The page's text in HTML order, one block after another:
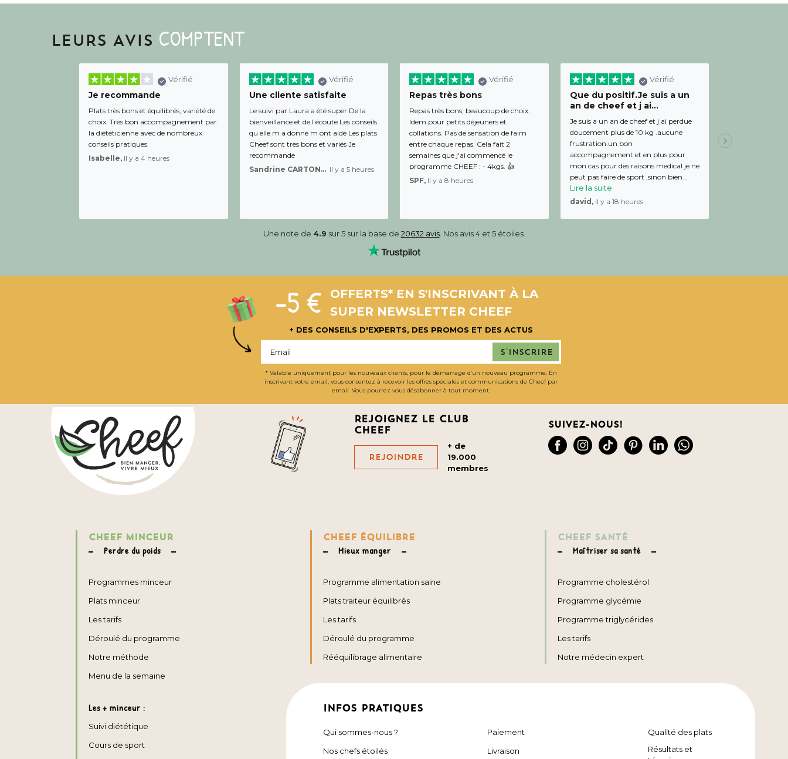
LEURS AVIS COMPTENT
Vérifié
Je recommande
Plats très bons et équilibrés, variété de
choix. Très bon accompagnement par
la diététicienne avec de nombreux
conseils pratiques.
Isabelle, Il y a 4 heures
Vérifié
Une cliente satisfaite
Le suivi par Laura a été super De la
bienveillance et de l écoute Les conseils
qu elle m a donné m ont aidé Les plats
Cheef sont très bons et variés Je
recommande
Sandrine CARTON-BRACQ, Il y a 5 heures
Vérifié
Repas très bons
Repas très bons, beaucoup de choix.
Idem pour petits déjeuners et
collations. Pas de sensation de faim
entre chaque repas. Cela fait 2
semaines que j'ai commencé le
programme CHEEF : - 4kgs. 👍
SPF, Il y a 8 heures
Vérifié
Que du positif.Je suis a un
an de cheef et j ai...
Je suis a un an de cheef et j ai perdue
doucement plus de 10 kg .aucune
frustration.un bon
accompagnement.et en plus pour
mon cas pour des raisons medical je ne
peut pas faire de sport ,sinon bien...
Lire la suite
david, Il y a 18 heures
Julien,
Une note de 4.9 sur 5 sur la base de 20632 avis. Nos avis 4 et 5 étoiles.
-5 €
OFFERTS* EN S'INSCRIVANT À LA
SUPER NEWSLETTER CHEEF
+ DES CONSEILS D'EXPERTS, DES PROMOS ET DES ACTUS
S'inscrire
* Valable uniquement pour les nouveaux clients, pour le démarrage d’un nouveau programme. En
inscrivant votre email, vous consentez à recevoir les offres spéciales et communications de Cheef par
email. Vous pourrez vous désabonner à tout moment.
Rejoignez le club
cheef
Rejoindre
+ de
19.000
membres
Suivez-nous!
CHEEF MINCEUR
Perdre du poids
Programmes minceur
Plats minceur
Les tarifs
Déroulé du programme
Notre méthode
Menu de la semaine
Les + minceur :
Suivi diététique
Cours de sport
CHEEF ÉQUILIBRE
Mieux manger
Programme alimentation saine
Plats traiteur équilibrés
Les tarifs
Déroulé du programme
Rééquilibrage alimentaire
CHEEF SANTÉ
Maîtriser sa santé
Programme cholestérol
Programme glycémie
Programme triglycérides
Les tarifs
Notre médecin expert
INFOS PRATIQUES
Qui sommes-nous ?
Nos chefs étoilés
Paiement
Livraison
Qualité des plats
Résultats et